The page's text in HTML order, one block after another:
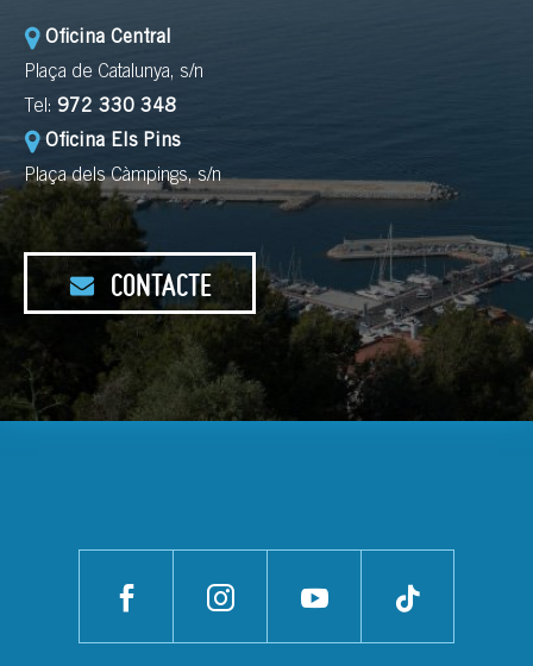
Oficina Central
Plaça de Catalunya, s/n
Tel: 972 330 348
Oficina Els Pins
Plaça dels Càmpings, s/n
CONTACTE